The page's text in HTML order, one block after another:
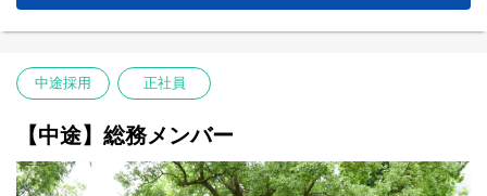
「好きなゲームには長く続いてほしい！サ終してほしくない!」
そのためには、コミュニティを盛りあげて、より熱狂的なファン
2023年末にプライム上場企業のPR TIMESグループにジョイン
合いを頂いています。個性豊かな面々が集まる「最強編成パーテ
ィ」 の一員として私たちと一緒に冒険に出ませんか?
経験は問いません。熱いゲーム愛をお持ちの方のご応募をお待ち
しています。
中途採用 正社員
【中途】総務メンバー